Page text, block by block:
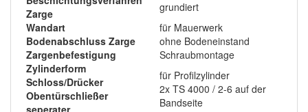
Zarge
grundiert
Wandart
für Mauerwerk
Bodenabschluss Zarge
ohne Bodeneinstand
Zargenbefestigung
Schraubmontage
Zylinderform
Schloss/Drücker
Obentürschließer
seperater
für Profilzylinder
2x TS 4000 / 2-6 auf der
Bandseite